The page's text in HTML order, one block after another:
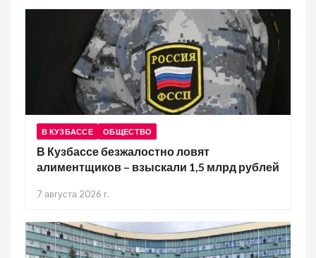
В КУЗБАССЕ ОБЩЕСТВО
В Кузбассе безжалостно ловят
алиментщиков – взыскали 1,5 млрд рублей
7 августа 2026 г.